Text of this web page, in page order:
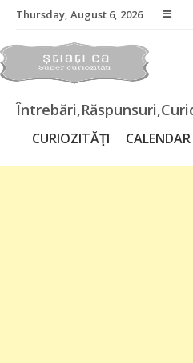
Skip
content
Thursday, August 6, 2026
CURIOZITĂŢI CALENDAR